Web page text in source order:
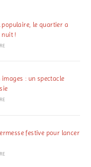
populaire, le quartier a
nuit !
: un spectacle
festive pour lancer